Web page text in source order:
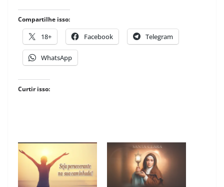
Compartilhe isso:
18+ Facebook Telegram
WhatsApp
Curtir isso: